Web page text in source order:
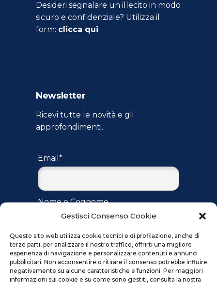
Gestisci Consenso Cookie
Questo sito web utilizza cookie tecnici e di profilazione, anche di
terze parti, per analizzare il nostro traffico, offrirti una migliore
esperienza di navigazione e personalizzare contenuti e annunci
pubblicitari. Non acconsentire o ritirare il consenso potrebbe influire
negativamente su alcune caratteristiche e funzioni. Per maggiori
informazioni sui cookie e su come sono gestiti, consulta la nostra
Desideri segnalare un illecito in modo
sicuro e confidenziale? Utilizza il
form: clicca qui
Newsletter
Ricevi tutte le novità e gli
approfondimenti.
Email*
Nome e Cognome
Accettol'informativaper il
trattamento dei dati ai sensi del
regolamento UE 2016/679